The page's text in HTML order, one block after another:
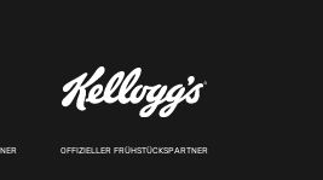
OFFIZIELLER FRÜHSTÜCKSPARTNER